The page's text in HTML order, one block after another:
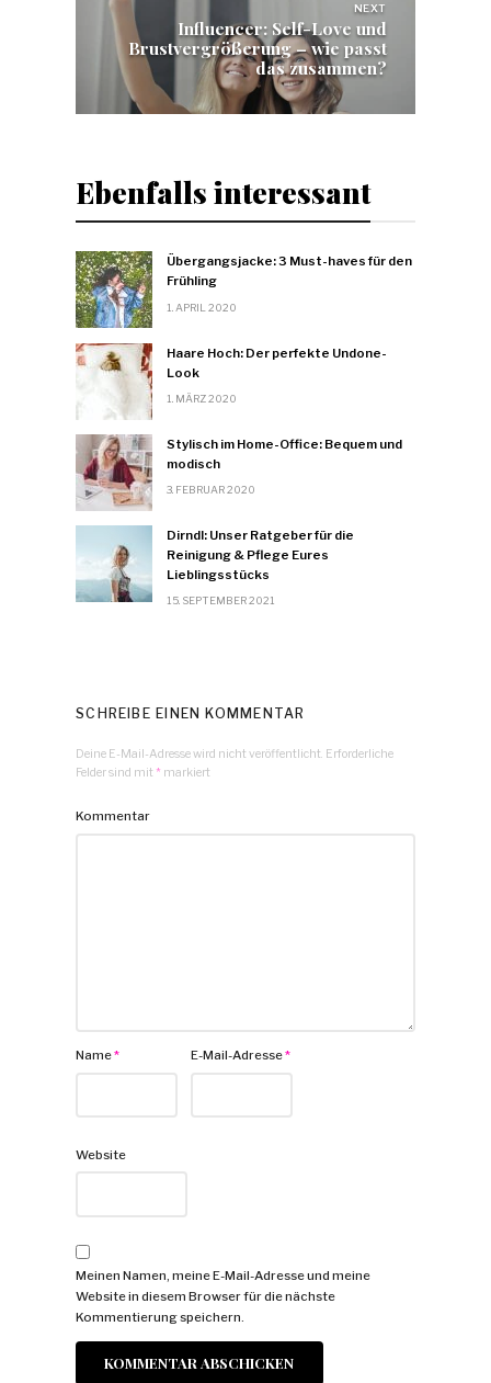
NEXT
Influencer: Self-Love und
Brustvergrößerung – wie passt
das zusammen?
Ebenfalls interessant
Übergangsjacke: 3 Must-haves für den
Frühling
1. APRIL 2020
Haare Hoch: Der perfekte Undone-
Look
1. MÄRZ 2020
Stylisch im Home-Office: Bequem und
modisch
3. FEBRUAR 2020
Dirndl: Unser Ratgeber für die
Reinigung & Pflege Eures
Lieblingsstücks
15. SEPTEMBER 2021
SCHREIBE EINEN KOMMENTAR
Deine E-Mail-Adresse wird nicht veröffentlicht. Erforderliche
Felder sind mit* markiert
Kommentar
Name* E-Mail-Adresse*
Website
Meinen Namen, meine E-Mail-Adresse und meine
Website in diesem Browser für die nächste
Kommentierung speichern.